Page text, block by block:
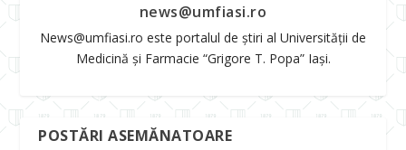
news@umfiasi.ro
News@umfiasi.ro este portalul de știri al Universității de
Medicină și Farmacie “Grigore T. Popa” Iași.
POSTĂRI ASEMĂNATOARE